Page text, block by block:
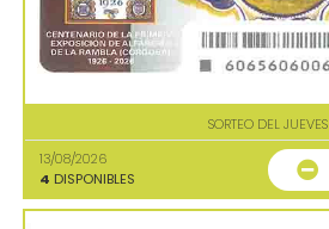
SORTEO DEL JUEVES
13/08/2026
4 DISPONIBLES